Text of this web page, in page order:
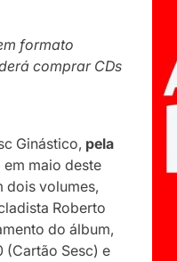
formato
comprar CDs
Ginástico, pela
em maio deste
dois volumes,
Roberto
do álbum,
(Cartão Sesc) e